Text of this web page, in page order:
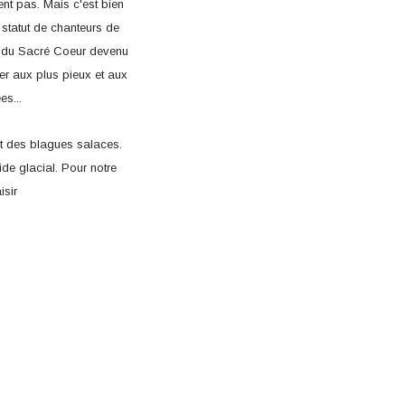
pas. Mais c'est bien
de chanteurs de
Sacré Coeur devenu
aux plus pieux et aux
des blagues salaces.
glacial. Pour notre